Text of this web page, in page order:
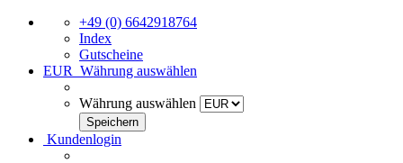
+49 (0) 6642918764
Index
Gutscheine
EUR Währung auswählen
Währung auswählen
Kundenlogin